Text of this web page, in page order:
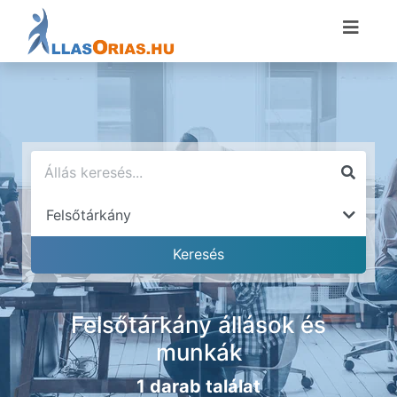
Felsőtárkány állások és
munkák
1 darab találat